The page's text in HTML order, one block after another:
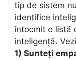
tip de sistem
identifice
întocmit o listă
inteligență.
1) Sunteți